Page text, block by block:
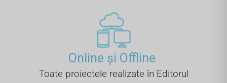
Online și Offline ​
Toate proiectele realizate în Editorul